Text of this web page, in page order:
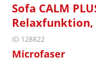
Sofa CALM
Relaxfunktion,
ID 128822
Microfaser